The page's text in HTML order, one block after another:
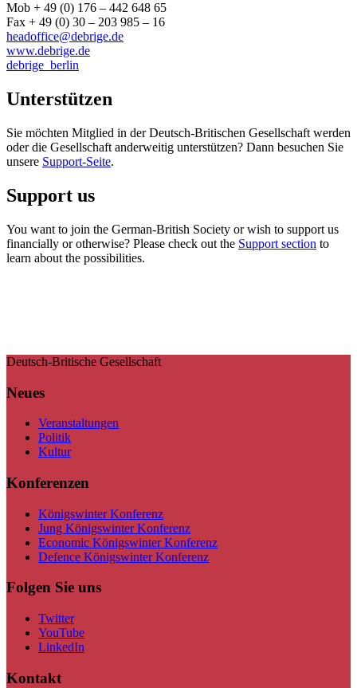
Mob + 49 (0) 176 – 442 648 65
Fax + 49 (0) 30 – 203 985 – 16
headoffice@debrige.de
www.debrige.de
debrige_berlin
Unterstützen
Sie möchten Mitglied in der Deutsch-Britischen Gesellschaft werden
oder die Gesellschaft anderweitig unterstützen? Dann besuchen Sie
unsere Support-Seite.
Support us
You want to join the German-British Society or wish to support us
financially or otherwise? Please check out the Support section to
learn about the possibilities.
Deutsch-Britische Gesellschaft
Neues
Veranstaltungen
Politik
Kultur
Konferenzen
Königswinter Konferenz
Jung Königswinter Konferenz
Economic Königswinter Konferenz
Defence Königswinter Konferenz
Folgen Sie uns
Twitter
YouTube
LinkedIn
Kontakt